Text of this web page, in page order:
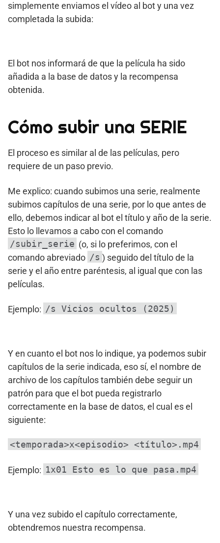
simplemente enviamos el vídeo al bot y una vez
completada la subida:
El bot nos informará de que la película ha sido
añadida a la base de datos y la recompensa
obtenida.
Cómo subir una SERIE
El proceso es similar al de las películas, pero
requiere de un paso previo.
Me explico: cuando subimos una serie, realmente
subimos capítulos de una serie, por lo que antes de
ello, debemos indicar al bot el título y año de la serie.
Esto lo llevamos a cabo con el comando
/subir_serie (o, si lo preferimos, con el
comando abreviado /s ) seguido del título de la
serie y el año entre paréntesis, al igual que con las
películas.
Ejemplo: /s Vicios ocultos (2025)
Y en cuanto el bot nos lo indique, ya podemos subir
capítulos de la serie indicada, eso sí, el nombre de
archivo de los capítulos también debe seguir un
patrón para que el bot pueda registrarlo
correctamente en la base de datos, el cual es el
siguiente:
<temporada>x<episodio> <título>.mp4
Ejemplo: 1x01 Esto es lo que pasa.mp4
Y una vez subido el capítulo correctamente,
obtendremos nuestra recompensa.